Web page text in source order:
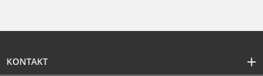
KONTAKT